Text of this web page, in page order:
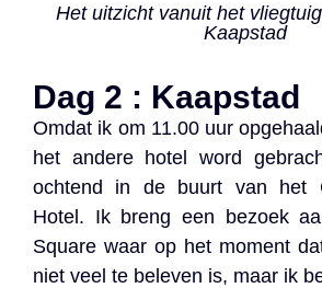
Het uitzicht vanuit het
Kaapstad
Dag 2 : Kaapstad
Omdat ik om 11.00 uur
het andere hotel word
ochtend in de buurt van het
Hotel. Ik breng een bezoek
Square waar op het moment
niet veel te beleven is, maar ik